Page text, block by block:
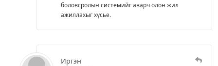
боловсролын системийг аварч олон жил
ажиллахыг хүсье.
Иргэн